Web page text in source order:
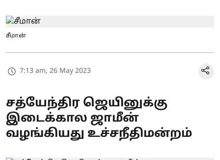
சீமான்
7:13 am, 26 May 2023
சத்யேந்திர ஜெயினுக்கு
இடைக்கால ஜாமீன்
வழங்கியது உச்சநீதிமன்றம்